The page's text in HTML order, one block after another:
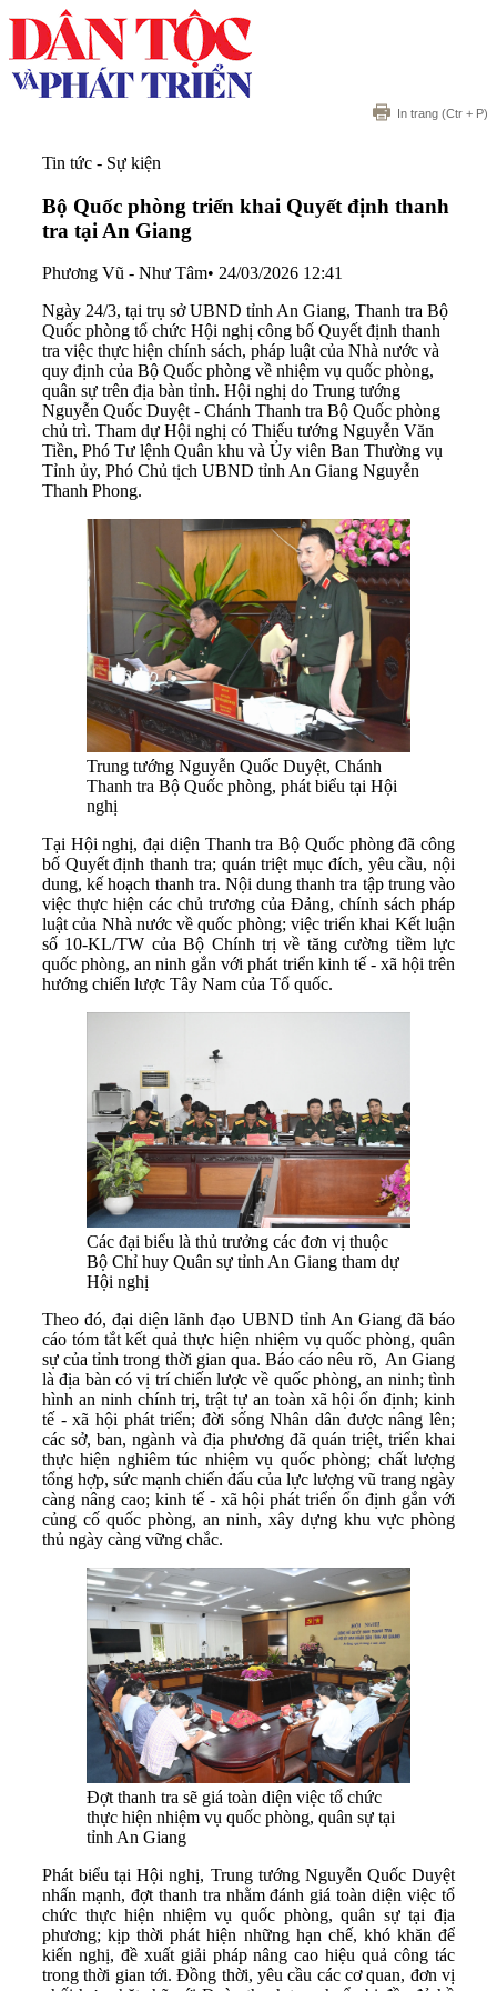
In trang (Ctr + P)
Tin tức - Sự kiện
Bộ Quốc phòng triển khai Quyết định thanh
tra tại An Giang
Phương Vũ - Như Tâm• 24/03/2026 12:41
Ngày 24/3, tại trụ sở UBND tỉnh An Giang, Thanh tra Bộ
Quốc phòng tổ chức Hội nghị công bố Quyết định thanh
tra việc thực hiện chính sách, pháp luật của Nhà nước và
quy định của Bộ Quốc phòng về nhiệm vụ quốc phòng,
quân sự trên địa bàn tỉnh. Hội nghị do Trung tướng
Nguyễn Quốc Duyệt - Chánh Thanh tra Bộ Quốc phòng
chủ trì. Tham dự Hội nghị có Thiếu tướng Nguyễn Văn
Tiền, Phó Tư lệnh Quân khu và Ủy viên Ban Thường vụ
Tỉnh ủy, Phó Chủ tịch UBND tỉnh An Giang Nguyễn
Thanh Phong.
Trung tướng Nguyễn Quốc Duyệt, Chánh
Thanh tra Bộ Quốc phòng, phát biểu tại Hội
nghị
Tại Hội nghị, đại diện Thanh tra Bộ Quốc phòng đã công
bố Quyết định thanh tra; quán triệt mục đích, yêu cầu, nội
dung, kế hoạch thanh tra. Nội dung thanh tra tập trung vào
việc thực hiện các chủ trương của Đảng, chính sách pháp
luật của Nhà nước về quốc phòng; việc triển khai Kết luận
số 10-KL/TW của Bộ Chính trị về tăng cường tiềm lực
quốc phòng, an ninh gắn với phát triển kinh tế - xã hội trên
hướng chiến lược Tây Nam của Tổ quốc.
Các đại biểu là thủ trưởng các đơn vị thuộc
Bộ Chỉ huy Quân sự tỉnh An Giang tham dự
Hội nghị
Theo đó, đại diện lãnh đạo UBND tỉnh An Giang đã báo
cáo tóm tắt kết quả thực hiện nhiệm vụ quốc phòng, quân
sự của tỉnh trong thời gian qua. Báo cáo nêu rõ, An Giang
là địa bàn có vị trí chiến lược về quốc phòng, an ninh; tình
hình an ninh chính trị, trật tự an toàn xã hội ổn định; kinh
tế - xã hội phát triển; đời sống Nhân dân được nâng lên;
các sở, ban, ngành và địa phương đã quán triệt, triển khai
thực hiện nghiêm túc nhiệm vụ quốc phòng; chất lượng
tổng hợp, sức mạnh chiến đấu của lực lượng vũ trang ngày
càng nâng cao; kinh tế - xã hội phát triển ổn định gắn với
củng cố quốc phòng, an ninh, xây dựng khu vực phòng
thủ ngày càng vững chắc.
Đợt thanh tra sẽ giá toàn diện việc tổ chức
thực hiện nhiệm vụ quốc phòng, quân sự tại
tỉnh An Giang
Phát biểu tại Hội nghị, Trung tướng Nguyễn Quốc Duyệt
nhấn mạnh, đợt thanh tra nhằm đánh giá toàn diện việc tổ
chức thực hiện nhiệm vụ quốc phòng, quân sự tại địa
phương; kịp thời phát hiện những hạn chế, khó khăn để
kiến nghị, đề xuất giải pháp nâng cao hiệu quả công tác
trong thời gian tới. Đồng thời, yêu cầu các cơ quan, đơn vị